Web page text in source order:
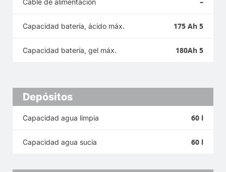
Cable de alimentación
Capacidad batería, ácido máx. 175 Ah 5
Capacidad batería, gel máx. 180Ah 5
Depósitos
Capacidad agua limpia 60 l
Capacidad agua sucia 60 l